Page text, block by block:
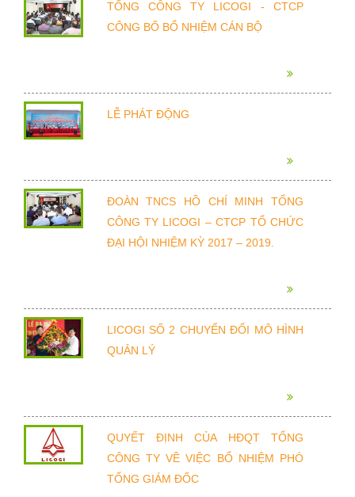
TỔNG CÔNG TY LICOGI - CTCP
CÔNG BỐ BỔ NHIỆM CÁN BỘ
LỄ PHÁT ĐỘNG
ĐOÀN TNCS HỒ CHÍ MINH TỔNG
CÔNG TY LICOGI – CTCP TỔ CHỨC
ĐẠI HỘI NHIỆM KỲ 2017 – 2019.
LICOGI SỐ 2 CHUYỂN ĐỔI MÔ HÌNH
QUẢN LÝ
QUYẾT ĐỊNH CỦA HĐQT TỔNG
CÔNG TY VỀ VIỆC BỔ NHIỆM PHÓ
TỔNG GIÁM ĐỐC